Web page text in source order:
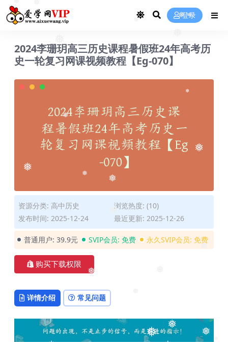
❅
❅
❅
❅
❅ ❅
❅
❅ 登录
2024李珊玥高三历史课程暑假班24年高考历
史一轮复习网课视频教程【Eg-070】
资源分类: 高中历史
浏览热度: (10)
发布时间: 2025-12-24
最近更新: 2025-12-26
普通用户: 39.9元 SVIP会员: 免费 永久SVIP会员: 免费
购买下载权限
详情介绍 常见问题